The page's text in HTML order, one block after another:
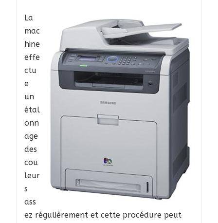
La
mac
hine
effe
ctu
e
un
étal
onn
age
des
cou
leur
s
ass
ez régulièrement et cette procédure peut